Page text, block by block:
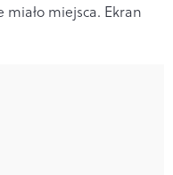
miejsca. Ekran